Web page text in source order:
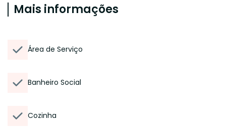
Mais informações
Área de Serviço
Banheiro Social
Cozinha